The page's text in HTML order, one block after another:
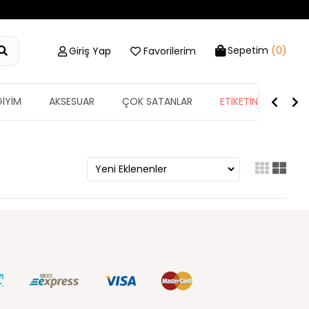
Giriş Yap Favorilerim Sepetim (0)
AKSESUAR ÇOK SATANLAR ETİKETİN YARISI